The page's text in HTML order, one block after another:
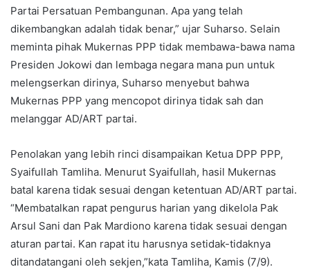
Partai Persatuan Pembangunan. Apa yang telah
dikembangkan adalah tidak benar,” ujar Suharso. Selain
meminta pihak Mukernas PPP tidak membawa-bawa nama
Presiden Jokowi dan lembaga negara mana pun untuk
melengserkan dirinya, Suharso menyebut bahwa
Mukernas PPP yang mencopot dirinya tidak sah dan
melanggar AD/ART partai.
Penolakan yang lebih rinci disampaikan Ketua DPP PPP,
Syaifullah Tamliha. Menurut Syaifullah, hasil Mukernas
batal karena tidak sesuai dengan ketentuan AD/ART partai.
“Membatalkan rapat pengurus harian yang dikelola Pak
Arsul Sani dan Pak Mardiono karena tidak sesuai dengan
aturan partai. Kan rapat itu harusnya setidak-tidaknya
ditandatangani oleh sekjen,”kata Tamliha, Kamis (7/9).